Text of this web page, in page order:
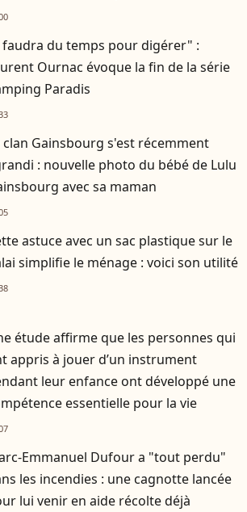
du temps pour digérer" :
Ournac évoque la fin de la série
Paradis
clan Gainsbourg s'est récemment
: nouvelle photo du bébé de Lulu
avec sa maman
astuce avec un sac plastique sur le
simplifie le ménage : voici son utilité
étude affirme que les personnes qui
appris à jouer d’un instrument
leur enfance ont développé une
essentielle pour la vie
Emmanuel Dufour a "tout perdu"
les incendies : une cagnotte lancée
lui venir en aide récolte déjà